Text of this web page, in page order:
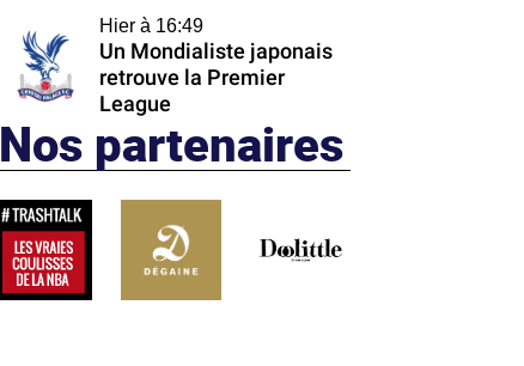
Hier à 16:49
Un Mondialiste japonais
retrouve la Premier
League
Nos partenaires